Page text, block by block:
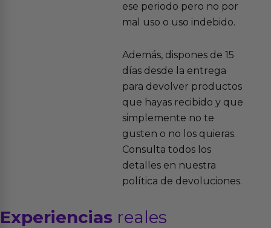
ese periodo pero no por
mal uso o uso indebido.
Además, dispones de 15
días desde la entrega
para devolver productos
que hayas recibido y que
simplemente no te
gusten o no los quieras.
Consulta todos los
detalles en nuestra
política de devoluciones.
Experiencias reales